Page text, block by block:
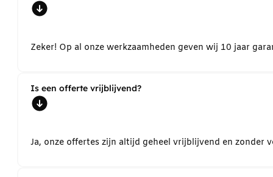
Zeker! Op al onze werkzaamheden geven wij 10 jaar
Is een offerte vrijblijvend?
Ja, onze offertes zijn altijd geheel vrijblijvend en